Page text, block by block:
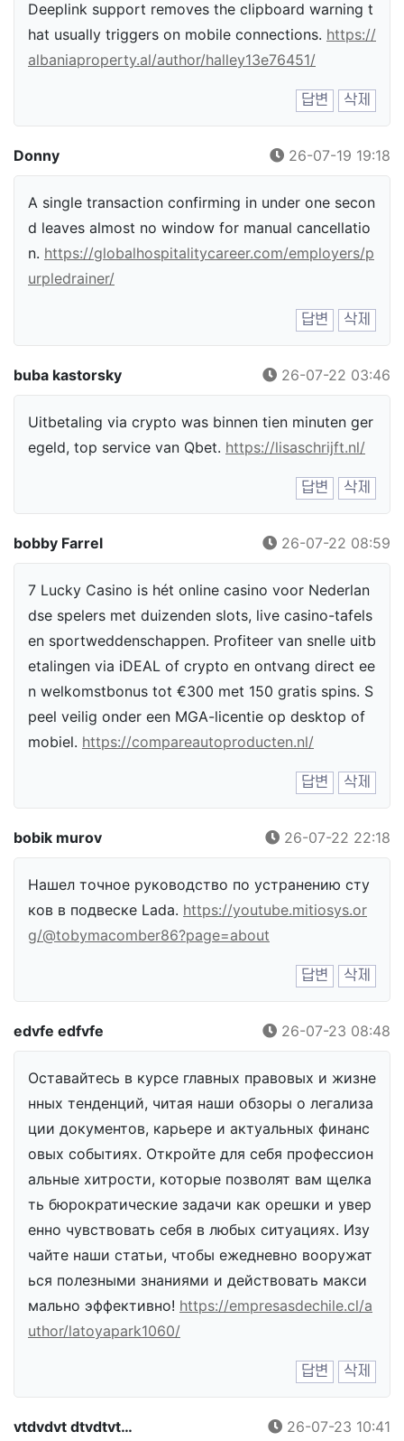
Deeplink support removes the clipboard warning t
hat usually triggers on mobile connections. https://
albaniaproperty.al/author/halley13e76451/
답변 삭제
Donny 26-07-19 19:18
A single transaction confirming in under one secon
d leaves almost no window for manual cancellatio
n. https://globalhospitalitycareer.com/employers/p
urpledrainer/
답변 삭제
buba kastorsky 26-07-22 03:46
Uitbetaling via crypto was binnen tien minuten ger
egeld, top service van Qbet. https://lisaschrijft.nl/
답변 삭제
bobby Farrel 26-07-22 08:59
7 Lucky Casino is hét online casino voor Nederlan
dse spelers met duizenden slots, live casino-tafels
en sportweddenschappen. Profiteer van snelle uitb
etalingen via iDEAL of crypto en ontvang direct ee
n welkomstbonus tot €300 met 150 gratis spins. S
peel veilig onder een MGA-licentie op desktop of
mobiel. https://compareautoproducten.nl/
답변 삭제
bobik murov 26-07-22 22:18
Нашел точное руководство по устранению сту
ков в подвеске Lada. https://youtube.mitiosys.or
g/@tobymacomber86?page=about
답변 삭제
edvfe edfvfe 26-07-23 08:48
Оставайтесь в курсе главных правовых и жизне
нных тенденций, читая наши обзоры о легализа
ции документов, карьере и актуальных финанс
овых событиях. Откройте для себя профессион
альные хитрости, которые позволят вам щелка
ть бюрократические задачи как орешки и увер
енно чувствовать себя в любых ситуациях. Изу
чайте наши статьи, чтобы ежедневно вооружат
ься полезными знаниями и действовать макси
мально эффективно! https://empresasdechile.cl/a
uthor/latoyapark1060/
답변 삭제
vtdvdvt dtvdtvt… 26-07-23 10:41